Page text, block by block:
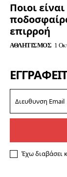
Ποιοι
επιρροή
ΑΘΛΗΤΙΣΜΌΣ 1
Έχω διαβάσει